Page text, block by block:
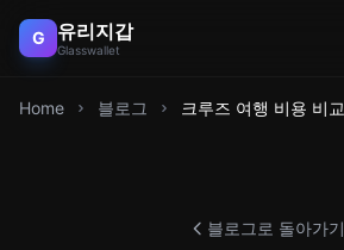
G 유리지갑
Glasswallet
Home 블로그 크루즈 여행 비용 비교
블로그로 돌아가기